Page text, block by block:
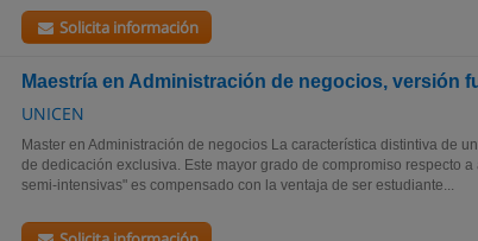
Solicita información
Maestría en Administración de negocios, versión
UNICEN
Master en Administración de negocios La característica distintiva de
de dedicación exclusiva. Este mayor grado de compromiso respecto
semi-intensivas" es compensado con la ventaja de ser estudiante...